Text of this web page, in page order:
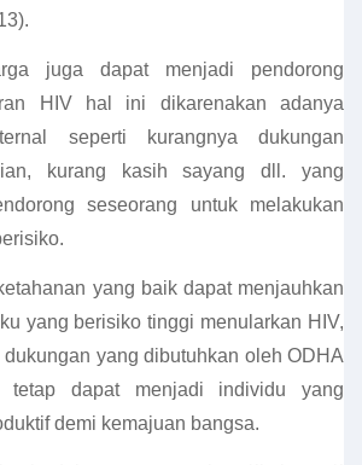
juga dapat menjadi pendorong
HIV hal ini dikarenakan adanya
seperti kurangnya dukungan
kurang kasih sayang dll. yang
seseorang untuk melakukan
yang baik dapat menjauhkan
yang berisiko tinggi menularkan HIV,
yang dibutuhkan oleh ODHA
tetap dapat menjadi individu yang
demi kemajuan bangsa.